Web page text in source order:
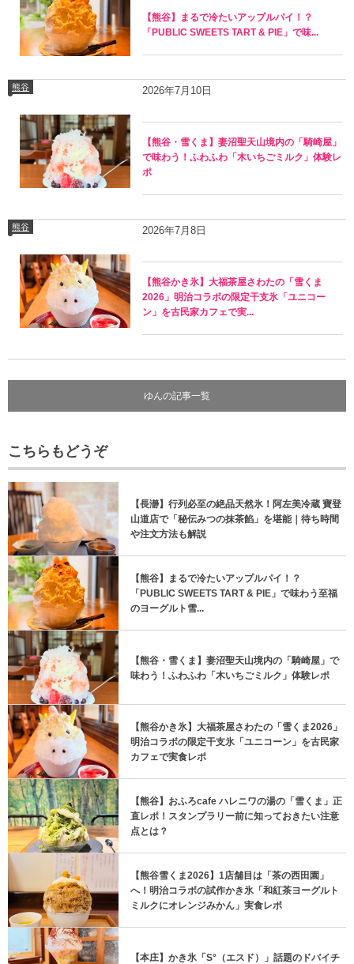
【熊谷】まるで冷たいアップルパイ！？
「PUBLIC SWEETS TART & PIE」で味...
熊谷 2026年7月10日
【熊谷・雪くま】妻沼聖天山境内の「騎崎屋」
で味わう！ふわふわ「木いちごミルク」体験レ
ポ
熊谷 2026年7月8日
【熊谷かき氷】大福茶屋さわたの「雪くま
2026」明治コラボの限定干支氷「ユニコー
ン」を古民家カフェで実...
ゆんの記事一覧
こちらもどうぞ
【長瀞】行列必至の絶品天然氷！阿左美冷蔵 寶登
山道店で「秘伝みつの抹茶餡」を堪能｜待ち時間
や注文方法も解説
【熊谷】まるで冷たいアップルパイ！？
「PUBLIC SWEETS TART & PIE」で味わう至福
のヨーグルト雪...
【熊谷・雪くま】妻沼聖天山境内の「騎崎屋」で
味わう！ふわふわ「木いちごミルク」体験レポ
【熊谷かき氷】大福茶屋さわたの「雪くま2026」
明治コラボの限定干支氷「ユニコーン」を古民家
カフェで実食レポ
【熊谷】おふろcafe ハレニワの湯の「雪くま」正
直レポ！スタンプラリー前に知っておきたい注意
点とは？
【熊谷雪くま2026】1店舗目は「茶の西田園」
へ！明治コラボの試作かき氷「和紅茶ヨーグルト
ミルクにオレンジみかん」実食レポ
【本庄】かき氷「S°（エスド）」話題のドバイチ